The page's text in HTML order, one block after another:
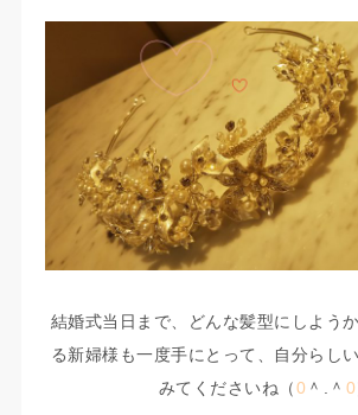
結婚式当日まで、どんな髪型にしよう
る新婦様も一度手にとって、自分らし
みてくださいね（0 ＾.＾ 0